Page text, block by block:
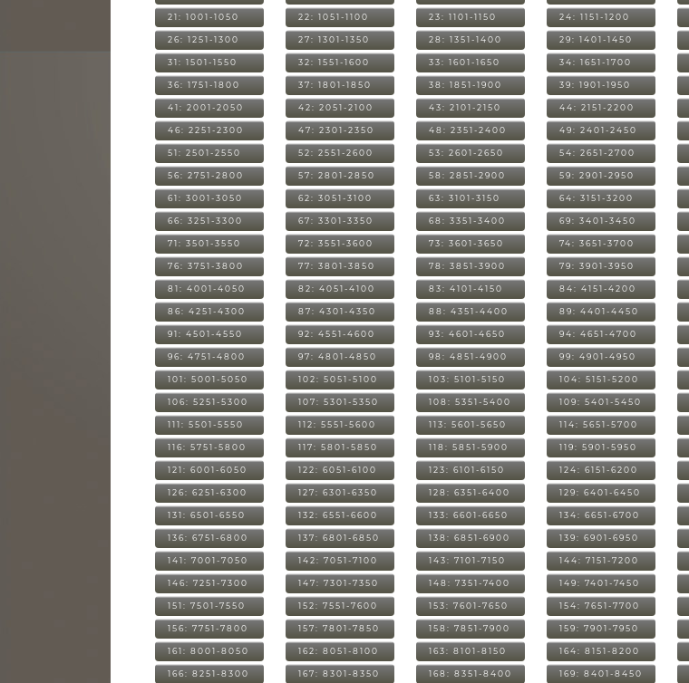
21: 1001-1050 22: 1051-1100 23: 1101-1150 24: 1151-1200
26: 1251-1300 27: 1301-1350 28: 1351-1400 29: 1401-1450
31: 1501-1550 32: 1551-1600 33: 1601-1650 34: 1651-1700
36: 1751-1800 37: 1801-1850 38: 1851-1900 39: 1901-1950
41: 2001-2050 42: 2051-2100 43: 2101-2150 44: 2151-2200
46: 2251-2300 47: 2301-2350 48: 2351-2400 49: 2401-2450
51: 2501-2550 52: 2551-2600 53: 2601-2650 54: 2651-2700
56: 2751-2800 57: 2801-2850 58: 2851-2900 59: 2901-2950
61: 3001-3050 62: 3051-3100 63: 3101-3150 64: 3151-3200
66: 3251-3300 67: 3301-3350 68: 3351-3400 69: 3401-3450
71: 3501-3550 72: 3551-3600 73: 3601-3650 74: 3651-3700
76: 3751-3800 77: 3801-3850 78: 3851-3900 79: 3901-3950
81: 4001-4050 82: 4051-4100 83: 4101-4150 84: 4151-4200
86: 4251-4300 87: 4301-4350 88: 4351-4400 89: 4401-4450
91: 4501-4550 92: 4551-4600 93: 4601-4650 94: 4651-4700
96: 4751-4800 97: 4801-4850 98: 4851-4900 99: 4901-4950
101: 5001-5050 102: 5051-5100 103: 5101-5150 104: 5151-5200
106: 5251-5300 107: 5301-5350 108: 5351-5400 109: 5401-5450
111: 5501-5550 112: 5551-5600 113: 5601-5650 114: 5651-5700
116: 5751-5800 117: 5801-5850 118: 5851-5900 119: 5901-5950
121: 6001-6050 122: 6051-6100 123: 6101-6150 124: 6151-6200
126: 6251-6300 127: 6301-6350 128: 6351-6400 129: 6401-6450
131: 6501-6550 132: 6551-6600 133: 6601-6650 134: 6651-6700
136: 6751-6800 137: 6801-6850 138: 6851-6900 139: 6901-6950
141: 7001-7050 142: 7051-7100 143: 7101-7150 144: 7151-7200
146: 7251-7300 147: 7301-7350 148: 7351-7400 149: 7401-7450
151: 7501-7550 152: 7551-7600 153: 7601-7650 154: 7651-7700
156: 7751-7800 157: 7801-7850 158: 7851-7900 159: 7901-7950
161: 8001-8050 162: 8051-8100 163: 8101-8150 164: 8151-8200
166: 8251-8300 167: 8301-8350 168: 8351-8400 169: 8401-8450